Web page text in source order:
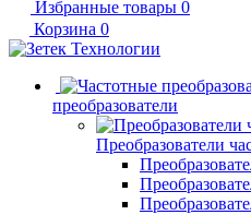
Избранные товары 0
Корзина 0
преобразователи
Преобразователи